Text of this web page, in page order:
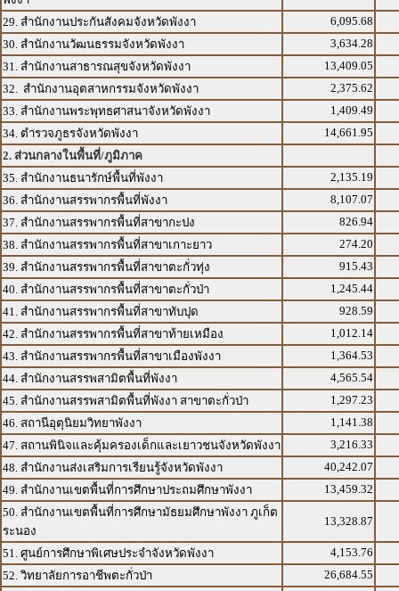
29. สำนักงานประกันสังคมจังหวัดพังงา
6,095.68
30. สำนักงานวัฒนธรรมจังหวัดพังงา
3,634.28
31. สำนักงานสาธารณสุขจังหวัดพังงา
13,409.05
32. สำนักงานอุตสาหกรรมจังหวัดพังงา
2,375.62
33. สำนักงานพระพุทธศาสนาจังหวัดพังงา
1,409.49
34. ตำรวจภูธรจังหวัดพังงา
14,661.95
2. ส่วนกลางในพื้นที่/ภูมิภาค
35. สำนักงานธนารักษ์พื้นที่พังงา
2,135.19
36. สำนักงานสรรพากรพื้นที่พังงา
8,107.07
37. สำนักงานสรรพากรพื้นที่สาขากะปง
826.94
38. สำนักงานสรรพากรพื้นที่สาขาเกาะยาว
274.20
39. สำนักงานสรรพากรพื้นที่สาขาตะกั่วทุ่ง
915.43
40. สำนักงานสรรพากรพื้นที่สาขาตะกั่วป่า
1,245.44
41. สำนักงานสรรพากรพื้นที่สาขาทับปุด
928.59
42. สำนักงานสรรพากรพื้นที่สาขาท้ายเหมือง
1,012.14
43. สำนักงานสรรพากรพื้นที่สาขาเมืองพังงา
1,364.53
44. สำนักงานสรรพสามิตพื้นที่พังงา
4,565.54
45. สำนักงานสรรพสามิตพื้นที่พังงา สาขาตะกั่วป่า
1,297.23
46. สถานีอุตุนิยมวิทยาพังงา
1,141.38
47. สถานพินิจและคุ้มครองเด็กและเยาวชนจังหวัดพังงา
3,216.33
48. สำนักงานส่งเสริมการเรียนรู้จังหวัดพังงา
40,242.07
49. สำนักงานเขตพื้นที่การศึกษาประถมศึกษาพังงา
13,459.32
50. สำนักงานเขตพื้นที่การศึกษามัธยมศึกษาพังงา ภูเก็ต
ระนอง
13,328.87
51. ศูนย์การศึกษาพิเศษประจำจังหวัดพังงา
4,153.76
52. วิทยาลัยการอาชีพตะกั่วป่า
26,684.55